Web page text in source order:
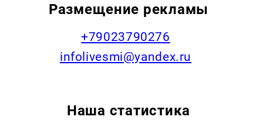
Размещение рекламы
+79023790276
infolivesmi@yandex.ru
Наша статистика